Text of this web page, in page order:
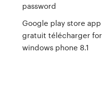
password
Google play store app
gratuit télécharger for
windows phone 8.1